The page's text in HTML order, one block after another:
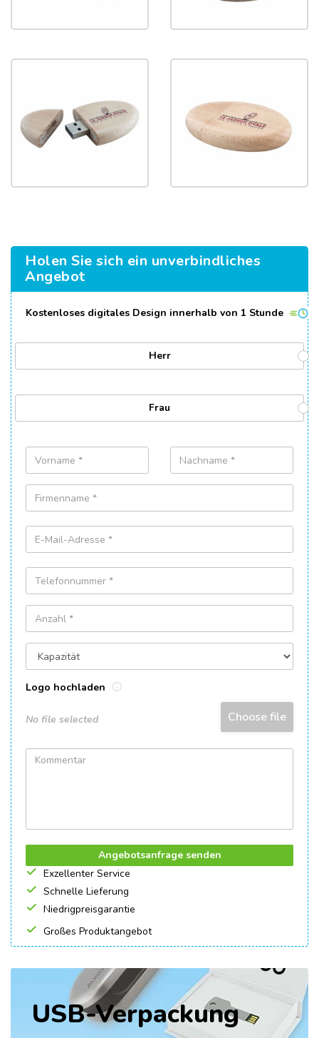
Holen Sie sich ein unverbindliches
Angebot
Kostenloses digitales Design innerhalb von 1 Stunde
Herr
Frau
Logo hochladen
Choose file
No file selected
Angebotsanfrage senden
Exzellenter Service
Schnelle Lieferung
Niedrigpreisgarantie
Großes Produktangebot
USB-Verpackung